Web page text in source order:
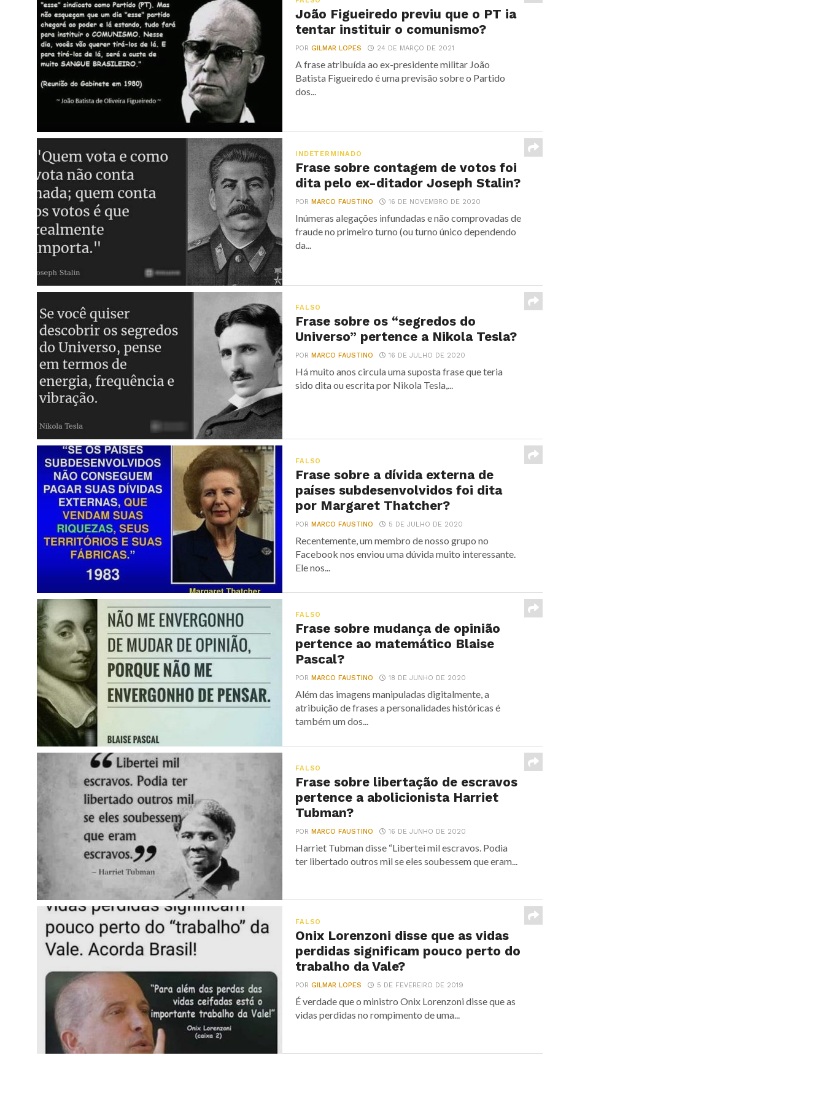
João Figueiredo previu que o PT ia
tentar instituir o comunismo?
PORGILMAR LOPES 24 DE MARÇO DE 2021
A frase atribuída ao ex-presidente militar João
Batista Figueiredo é uma previsão sobre o Partido
dos...
INDETERMINADO
Frase sobre contagem de votos foi
dita pelo ex-ditador Joseph Stalin?
PORMARCO FAUSTINO 16 DE NOVEMBRO DE 2020
Inúmeras alegações infundadas e não comprovadas de
fraude no primeiro turno (ou turno único dependendo
da...
FALSO
Frase sobre os “segredos do
Universo” pertence a Nikola Tesla?
PORMARCO FAUSTINO 16 DE JULHO DE 2020
Há muito anos circula uma suposta frase que teria
sido dita ou escrita por Nikola Tesla,...
FALSO
Frase sobre a dívida externa de
países subdesenvolvidos foi dita
por Margaret Thatcher?
PORMARCO FAUSTINO 5 DE JULHO DE 2020
Recentemente, um membro de nosso grupo no
Facebook nos enviou uma dúvida muito interessante.
Ele nos...
FALSO
Frase sobre mudança de opinião
pertence ao matemático Blaise
Pascal?
PORMARCO FAUSTINO 18 DE JUNHO DE 2020
Além das imagens manipuladas digitalmente, a
atribuição de frases a personalidades históricas é
também um dos...
FALSO
Frase sobre libertação de escravos
pertence a abolicionista Harriet
Tubman?
PORMARCO FAUSTINO 16 DE JUNHO DE 2020
Harriet Tubman disse “Libertei mil escravos. Podia
ter libertado outros mil se eles soubessem que eram...
FALSO
Onix Lorenzoni disse que as vidas
perdidas significam pouco perto do
trabalho da Vale?
PORGILMAR LOPES 5 DE FEVEREIRO DE 2019
É verdade que o ministro Onix Lorenzoni disse que as
vidas perdidas no rompimento de uma...